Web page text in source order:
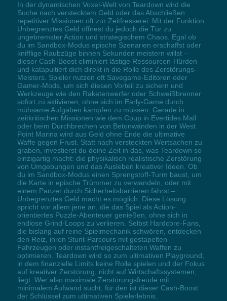
In der dynamischen Voxel-Welt von Teardown wird die
Suche nach verstecktem Geld oder das Abschließen
repetitiver Missionen oft zur Zeitfresserei. Mit der Funktion
Unbegrenztes Geld öffnest du jedoch die Tür zu
ungebremster Action und strategischem Chaos. Egal ob
du im Sandbox-Modus epische Szenarien erschaffst oder
knifflige Raubzüge binnen Sekunden meistern willst –
dieser Cash-Boost eliminiert lästige Ressourcen-Hürden
und katapultiert dich direkt in die Rolle des Zerstörungs-
Meisters. Spieler nutzen oft Savegame-Editoren oder
Gamer-Mods, um sich diesen Vorteil zu sichern und
Werkzeuge wie den Raketenwerfer oder Schweißbrenner
sofort zu aktivieren, ohne sich im Early-Game durch
mühsame Aufgaben kämpfen zu müssen. Gerade in
zeitkritischen Missionen wie dem Coup in Evertides Mall
oder beim Durchbrechen von Betonwänden in der West
Point Marina wird aus Geld ohne Ende die ultimative
Waffe gegen Frust. Statt nach versteckten Wertsachen zu
graben, investierst du deine Zeit in das, was Teardown so
einzigartig macht: die physikalisch realistische Zerstörung
von Umgebungen und das Ausleben kreativer Ideen. Ob
du im Sandbox-Modus einen Sprengstoff-Turm baust, um
die Karte in epische Trümmer zu verwandeln, oder mit
einem Panzer durch Sicherheitsbarrieren fährst –
Unbegrenztes Geld macht es möglich. Diese Lösung
spricht vor allem jene an, die das Spiel als Action-
orientiertes Puzzle-Abenteuer genießen, ohne sich in
endlose Grind-Loops zu verlieren. Selbst Hardcore-Fans,
die bislang auf reine Spielmechanik schwören, entdecken
den Reiz, ihren Stunt-Parcours mit gestapelten
Fahrzeugen oder instantfreigeschalteten Waffen zu
optimieren. Teardown wird so zum ultimativen Playground,
in dem finanzielle Limits keine Rolle spielen und der Fokus
auf kreativer Zerstörung, nicht auf Wirtschaftssystemen,
liegt. Wer also maximale Zerstörungsfreude mit
minimalem Aufwand sucht, für den ist dieser Cash-Boost
der Schlüssel zum ultimativen Spielerlebnis.